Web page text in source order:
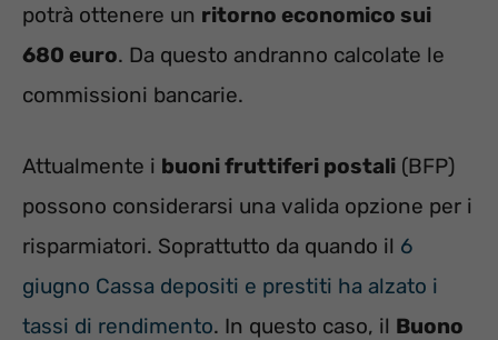
potrà ottenere un ritorno economico sui
680 euro. Da questo andranno calcolate le
commissioni bancarie.
Attualmente i buoni fruttiferi postali (BFP)
possono considerarsi una valida opzione per i
risparmiatori. Soprattutto da quando il 6
giugno Cassa depositi e prestiti ha alzato i
tassi di rendimento. In questo caso, il Buono